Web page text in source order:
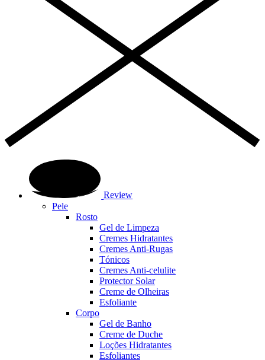
Review
Pele
Rosto
Gel de Limpeza
Cremes Hidratantes
Cremes Anti-Rugas
Tónicos
Cremes Anti-celulite
Protector Solar
Creme de Olheiras
Esfoliante
Corpo
Gel de Banho
Creme de Duche
Loções Hidratantes
Esfoliantes